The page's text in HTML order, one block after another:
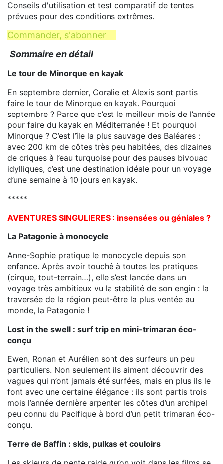
Conseils d'utilisation et test comparatif de tentes
prévues pour des conditions extrêmes.
Commander, s'abonner
Sommaire en détail
Le tour de Minorque en kayak
En septembre dernier, Coralie et Alexis sont partis
faire le tour de Minorque en kayak. Pourquoi
septembre ? Parce que c’est le meilleur mois de l’année
pour faire du kayak en Méditerranée ! Et pourquoi
Minorque ? C’est l’île la plus sauvage des Baléares :
avec 200 km de côtes très peu habitées, des dizaines
de criques à l’eau turquoise pour des pauses bivouac
idylliques, c’est une destination idéale pour un voyage
d’une semaine à 10 jours en kayak.
*****
AVENTURES SINGULIERES : insensées ou géniales ?
La Patagonie à monocycle
Anne-Sophie pratique le monocycle depuis son
enfance. Après avoir touché à toutes les pratiques
(cirque, tout-terrain…), elle s’est lancée dans un
voyage très ambitieux vu la stabilité de son engin : la
traversée de la région peut-être la plus ventée au
monde, la Patagonie !
Lost in the swell : surf trip en mini-trimaran éco-
conçu
Ewen, Ronan et Aurélien sont des surfeurs un peu
particuliers. Non seulement ils aiment découvrir des
vagues qui n’ont jamais été surfées, mais en plus ils le
font avec une certaine élégance : ils sont partis trois
mois l’année dernière arpenter les côtes d’un archipel
peu connu du Pacifique à bord d’un petit trimaran éco-
conçu.
Terre de Baffin : skis, pulkas et couloirs